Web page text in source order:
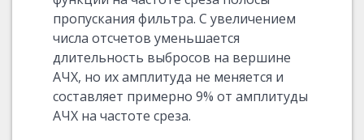
пропускания фильтра. С увеличением
числа отсчетов уменьшается
длительность выбросов на вершине
АЧХ, но их амплитуда не меняется и
составляет примерно 9% от амплитуды
АЧХ на частоте среза.